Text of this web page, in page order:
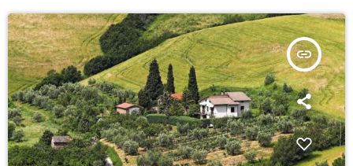
insert_link